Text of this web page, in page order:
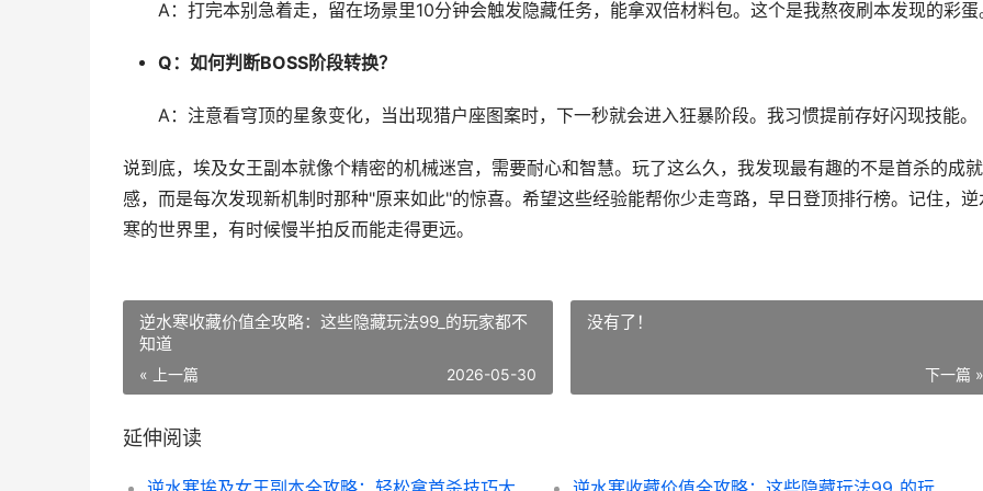
A：打完本别急着走，留在场景里10分钟会触发隐藏任务，能拿双倍材料包。这个是我熬夜刷本发现的彩蛋
Q：如何判断BOSS阶段转换？
A：注意看穹顶的星象变化，当出现猎户座图案时，下一秒就会进入狂暴阶段。我习惯提前存好闪现技能。
说到底，埃及女王副本就像个精密的机械迷宫，需要耐心和智慧。玩了这么久，我发现最有趣的不是首杀的成就
感，而是每次发现新机制时那种"原来如此"的惊喜。希望这些经验能帮你少走弯路，早日登顶排行榜。记住，逆
寒的世界里，有时候慢半拍反而能走得更远。
逆水寒收藏价值全攻略：这些隐藏玩法99_的玩家都不
知道
« 上一篇 2026-05-30
没有了！
下一篇 »
延伸阅读